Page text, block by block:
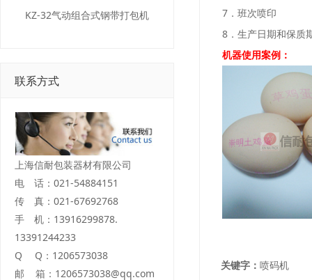
KZ-32气动组合式钢带打包机
联系方式
上海信耐包装器材有限公司
电 话：021-54884151
传 真：021-67692768
手 机：13916299878.
13391244233
Q Q：1206573038
邮 箱：1206573038@qq.com
7．班次喷印
8．生产日期和保质
机器使用案例：
关键字： 喷码机